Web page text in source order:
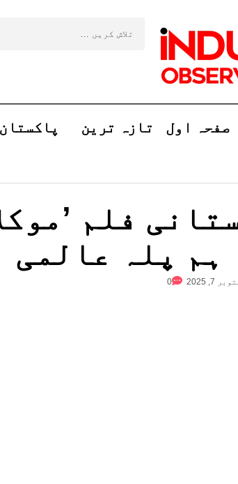
صفحہ اول تازہ ترین پاکستان
فلم
ہم پلہ عالمی
7, 2025
0